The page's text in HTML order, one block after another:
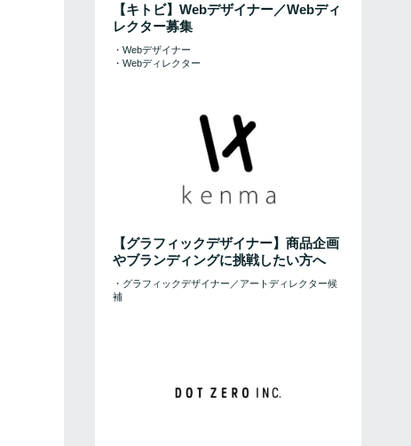
【キトビ】Webデザイナー／Webディ
レクター募集
・Webデザイナー
・Webディレクター
【グラフィックデザイナー】商品企画
やブランディングに挑戦したい方へ
・グラフィックデザイナー／アートディレクター候
補